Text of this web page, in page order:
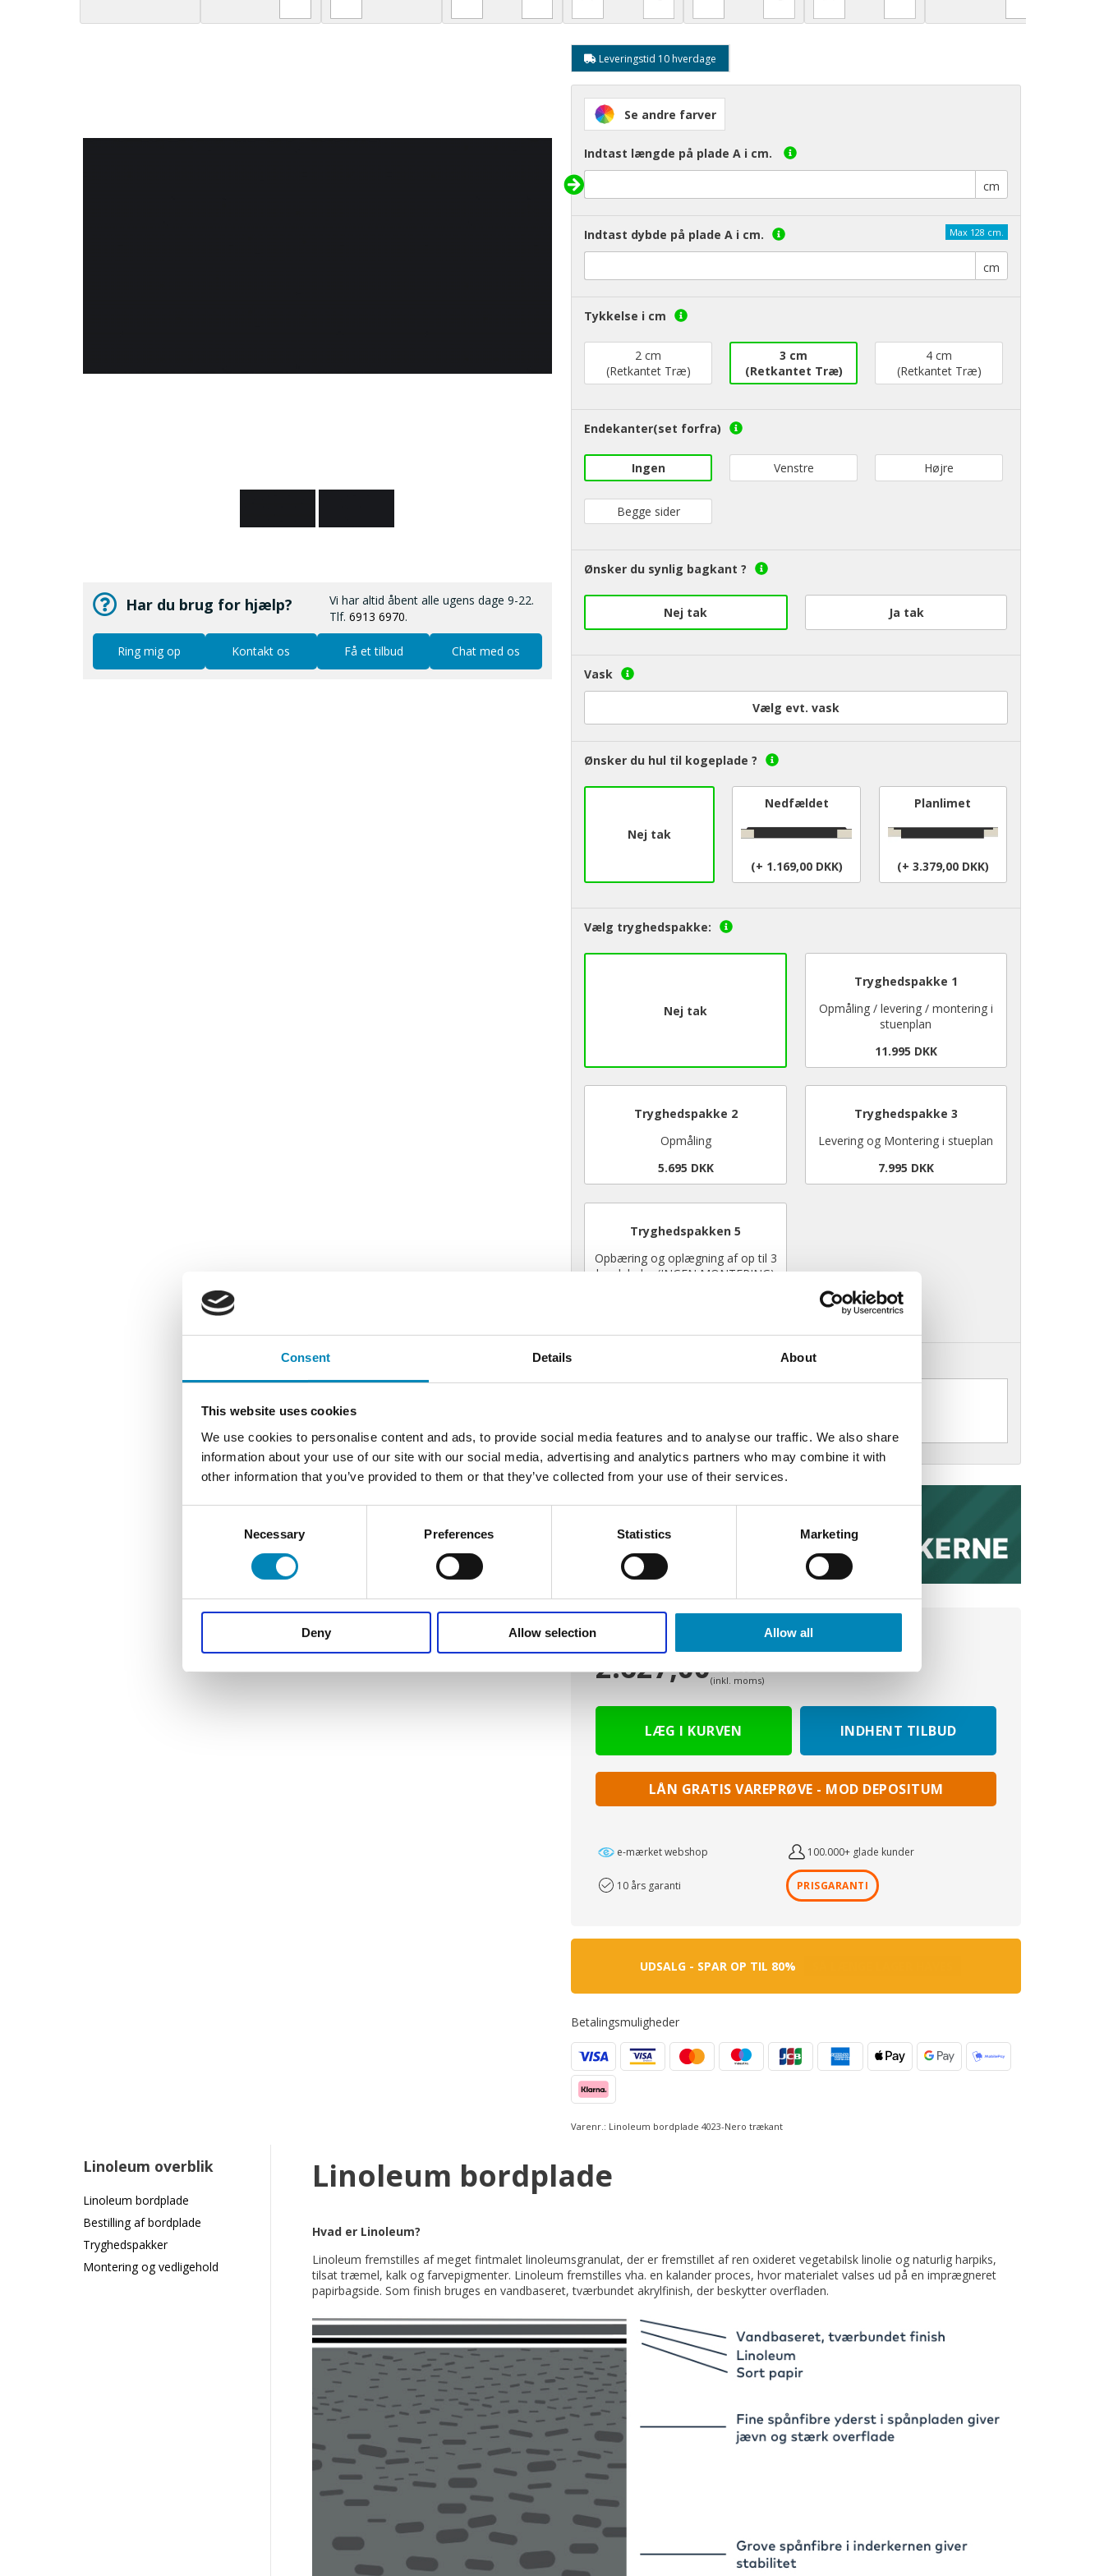
Consent Details About
This website uses cookies
We use cookies to personalise content and ads, to provide social media features and to analyse our traffic. We also share
information about your use of our site with our social media, advertising and analytics partners who may combine it with
other information that you’ve provided to them or that they’ve collected from your use of their services.
Necessary Preferences Statistics Marketing
Deny Allow selection Allow all
Har du brug for hjælp?
Vi har altid åbent alle ugens dage 9-22.
Tlf.6913 6970.
Ring mig op Kontakt os Få et tilbud Chat med os
Leveringstid 10 hverdage
Se andre farver
Indtast længde på plade A i cm.
cm
Indtast dybde på plade A i cm. Max 128 cm.
cm
Tykkelse i cm
2 cm
(Retkantet Træ)
3 cm
(Retkantet Træ)
4 cm
(Retkantet Træ)
Endekanter(set forfra)
Ingen Venstre Højre
Begge sider
Ønsker du synlig bagkant ?
Nej tak Ja tak
Vask
Vælg evt. vask
Ønsker du hul til kogeplade ?
Nej tak
Nedfældet
(+ 1.169,00 DKK)
Planlimet
(+ 3.379,00 DKK)
Vælg tryghedspakke:
Nej tak
Tryghedspakke 1
Opmåling / levering / montering i
stuenplan
11.995 DKK
Tryghedspakke 2
Opmåling
5.695 DKK
Tryghedspakke 3
Levering og Montering i stueplan
7.995 DKK
Tryghedspakken 5
Opbæring og oplægning af op til 3
bordplader (INGEN MONTERING)
Din pris:
2.627,00(inkl. moms)
INDHENT TILBUD
LÅN GRATIS VAREPRØVE - MOD DEPOSITUM
e-mærket webshop 100.000+ glade kunder
10 års garanti PRISGARANTI
UDSALG - SPAR OP TIL 80%
Betalingsmuligheder
Varenr.: Linoleum bordplade 4023-Nero trækant
Linoleum overblik
Linoleum bordplade
Bestilling af bordplade
Tryghedspakker
Montering og vedligehold
Linoleum bordplade
Hvad er Linoleum?
Linoleum fremstilles af meget fintmalet linoleumsgranulat, der er fremstillet af ren oxideret vegetabilsk linolie og naturlig harpiks,
tilsat træmel, kalk og farvepigmenter. Linoleum fremstilles vha. en kalander proces, hvor materialet valses ud på en imprægneret
papirbagside. Som finish bruges en vandbaseret, tværbundet akrylfinish, der beskytter overfladen.